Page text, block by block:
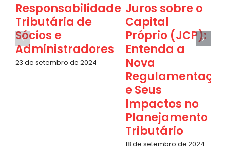
Responsabilidade
Tributária de
Sócios e
Administradores
23 de setembro de 2024
Juros sobre o
Capital
Próprio (JCP):
Entenda a
Nova
e Seus
Impactos no
Planejamento
Tributário
18 de setembro de 2024